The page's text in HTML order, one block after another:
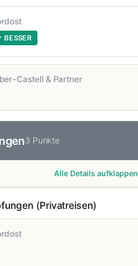
BESSER
Castell & Partner
3 Punkte
Alle Details aufklappen
(Privatreisen)